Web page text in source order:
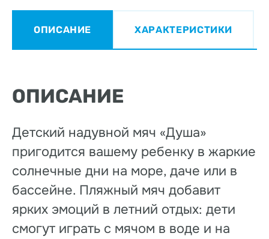
ОПИСАНИЕ ХАРАКТЕРИСТИКИ
ОПИСАНИЕ
Детский надувной мяч «Душа»
пригодится вашему ребенку в жаркие
солнечные дни на море, даче или в
бассейне. Пляжный мяч добавит
ярких эмоций в летний отдых: дети
смогут играть с мячом в воде и на